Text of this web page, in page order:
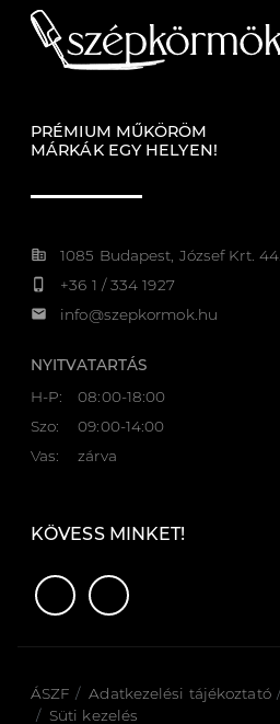
PRÉMIUM MŰKÖRÖM
MÁRKÁK EGY HELYEN!
corporate_fare 1085 Budapest, József Krt. 44.
phone_iphone +36 1 / 334 1927
email info@szepkormok.hu
NYITVATARTÁS
H-P:
08:00-18:00
Szo:
09:00-14:00
Vas:
zárva
KÖVESS MINKET!
ÁSZF Adatkezelési tájékoztató
Süti kezelés